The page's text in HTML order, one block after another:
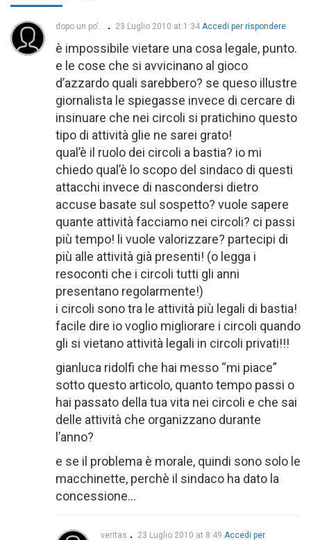
dopo un po'... 23 Luglio 2010 at 1:34 Accedi per rispondere
è impossibile vietare una cosa legale, punto.
e le cose che si avvicinano al gioco
d’azzardo quali sarebbero? se queso illustre
giornalista le spiegasse invece di cercare di
insinuare che nei circoli si pratichino questo
tipo di attività glie ne sarei grato!
qual’è il ruolo dei circoli a bastia? io mi
chiedo qual’è lo scopo del sindaco di questi
attacchi invece di nascondersi dietro
accuse basate sul sospetto? vuole sapere
quante attività facciamo nei circoli? ci passi
più tempo! li vuole valorizzare? partecipi di
più alle attività già presenti! (o legga i
resoconti che i circoli tutti gli anni
presentano regolarmente!)
i circoli sono tra le attività più legali di bastia!
facile dire io voglio migliorare i circoli quando
gli si vietano attività legali in circoli privati!!!
gianluca ridolfi che hai messo “mi piace”
sotto questo articolo, quanto tempo passi o
hai passato della tua vita nei circoli e che sai
delle attività che organizzano durante
l’anno?
e se il problema è morale, quindi sono solo le
macchinette, perchè il sindaco ha dato la
concessione…
veritas 23 Luglio 2010 at 8:49 Accedi per